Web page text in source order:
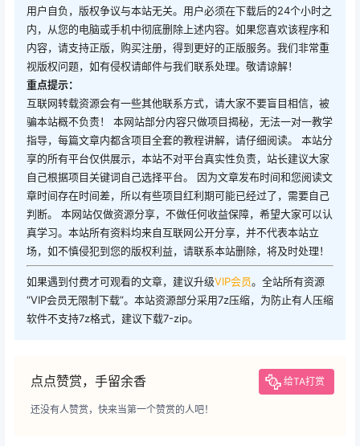
用户自负，版权争议与本站无关。用户必须在下载后的24个小时之
内，从您的电脑或手机中彻底删除上述内容。如果您喜欢该程序和
内容，请支持正版，购买注册，得到更好的正版服务。我们非常重
视版权问题，如有侵权请邮件与我们联系处理。敬请谅解！
重点提示：
互联网转载资源会有一些其他联系方式，请大家不要盲目相信，被
骗本站概不负责！ 本网站部分内容只做项目揭秘，无法一对一教学
指导，每篇文章内都含项目全套的教程讲解，请仔细阅读。 本站分
享的所有平台仅供展示，本站不对平台真实性负责，站长建议大家
自己根据项目关键词自己选择平台。 因为文章发布时间和您阅读文
章时间存在时间差，所以有些项目红利期可能已经过了，需要自己
判断。 本网站仅做资源分享，不做任何收益保障，希望大家可以认
真学习。本站所有资料均来自互联网公开分享，并不代表本站立
场，如不慎侵犯到您的版权利益，请联系本站删除，将及时处理！
如果遇到付费才可观看的文章，建议升级VIP会员。全站所有资源
“VIP会员无限制下载”。本站资源部分采用7z压缩，为防止有人压缩
软件不支持7z格式，建议下载7-zip。
点点赞赏，手留余香 给TA打赏
还没有人赞赏，快来当第一个赞赏的人吧！